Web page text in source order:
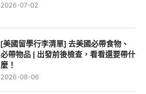
2026-07-02
[美國留學行李清單] 去美國必帶食物、
必帶物品 | 出發前後檢查，看看還要帶什
麼！
2026-08-06